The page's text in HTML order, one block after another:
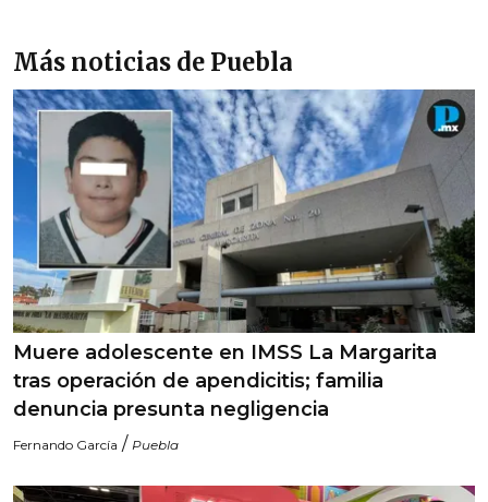
Más noticias de Puebla
Muere adolescente en IMSS La Margarita
tras operación de apendicitis; familia
denuncia presunta negligencia
Fernando García / Puebla